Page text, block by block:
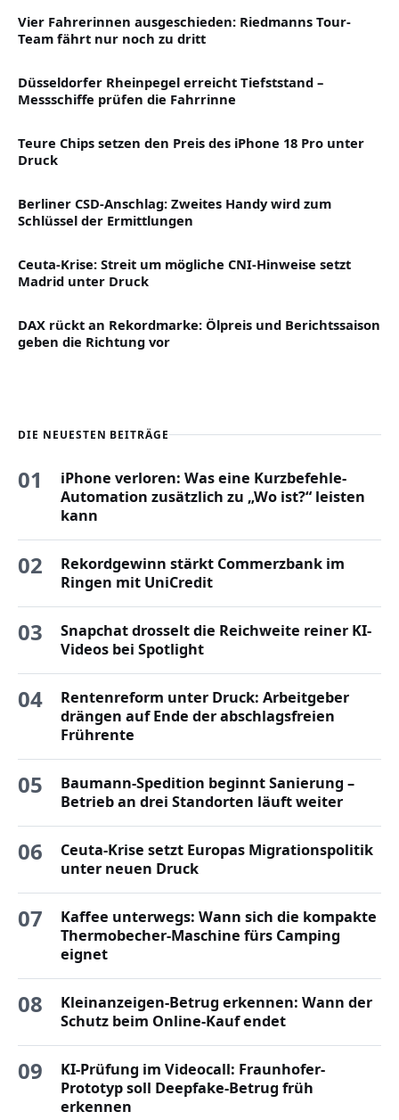
Vier Fahrerinnen ausgeschieden: Riedmanns Tour-
Team fährt nur noch zu dritt
Düsseldorfer Rheinpegel erreicht Tiefststand –
Messschiffe prüfen die Fahrrinne
Teure Chips setzen den Preis des iPhone 18 Pro unter
Druck
Berliner CSD-Anschlag: Zweites Handy wird zum
Schlüssel der Ermittlungen
Ceuta-Krise: Streit um mögliche CNI-Hinweise setzt
Madrid unter Druck
DAX rückt an Rekordmarke: Ölpreis und Berichtssaison
geben die Richtung vor
DIE NEUESTEN BEITRÄGE
01
iPhone verloren: Was eine Kurzbefehle-
Automation zusätzlich zu „Wo ist?“ leisten
kann
02
Rekordgewinn stärkt Commerzbank im
Ringen mit UniCredit
03
Snapchat drosselt die Reichweite reiner KI-
Videos bei Spotlight
04
Rentenreform unter Druck: Arbeitgeber
drängen auf Ende der abschlagsfreien
Frührente
05
Baumann-Spedition beginnt Sanierung –
Betrieb an drei Standorten läuft weiter
06
Ceuta-Krise setzt Europas Migrationspolitik
unter neuen Druck
07
Kaffee unterwegs: Wann sich die kompakte
Thermobecher-Maschine fürs Camping
eignet
08
Kleinanzeigen-Betrug erkennen: Wann der
Schutz beim Online-Kauf endet
09
KI-Prüfung im Videocall: Fraunhofer-
Prototyp soll Deepfake-Betrug früh
erkennen